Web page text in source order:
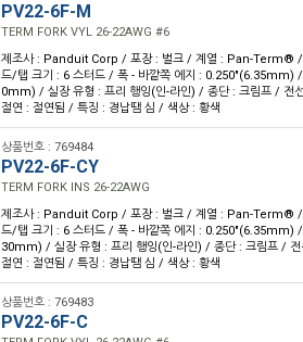
PV22-6F-M
TERM FORK VYL 26-22AWG #6
제조사 : Panduit Corp / 포장 : 벌크 / 계열 : Pan-Term® /
드/탭 크기 : 6 스터드 / 폭 - 바깥쪽 에지 : 0.250"(6.35mm)
0mm) / 실장 유형 : 프리 행잉(인-라인) / 종단 : 크림프 / 전
절연 : 절연됨 / 특징 : 경납땜 심 / 색상 : 황색
상품번호 : 769484
PV22-6F-CY
TERM FORK INS 26-22AWG
제조사 : Panduit Corp / 포장 : 벌크 / 계열 : Pan-Term® /
드/탭 크기 : 6 스터드 / 폭 - 바깥쪽 에지 : 0.250"(6.35mm)
30mm) / 실장 유형 : 프리 행잉(인-라인) / 종단 : 크림프 /
절연 : 절연됨 / 특징 : 경납땜 심 / 색상 : 황색
상품번호 : 769483
PV22-6F-C